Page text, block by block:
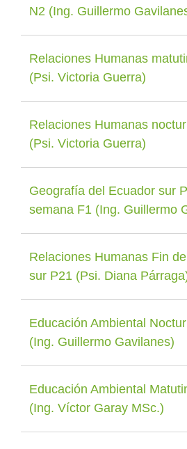
N2 (Ing. Guillermo
Relaciones Humanas
(Psi. Victoria Guerra)
Relaciones Humanas
(Psi. Victoria Guerra)
Geografía del Ecuador sur
semana F1 (Ing. Guillermo
Relaciones Humanas Fin
sur P21 (Psi. Diana
Educación Ambiental
(Ing. Guillermo Gavilanes)
Educación Ambiental
(Ing. Víctor Garay MSc.)